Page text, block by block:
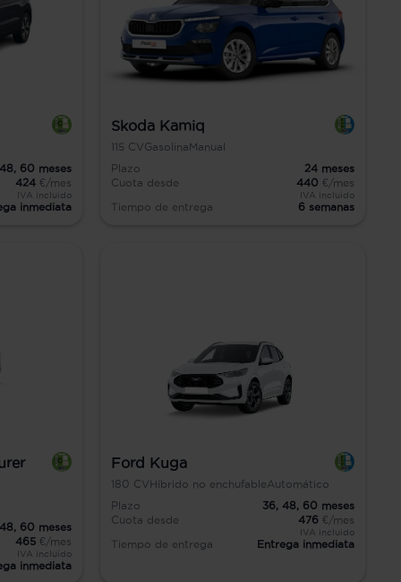
48, 60 meses
424 €/mes
IVA incluido
inmediata
Skoda Kamiq
115 CVGasolina Manual
Plazo
24 meses
Cuota desde
440 €/mes
IVA incluido
Tiempo de entrega 6 semanas
48, 60 meses
465 €/mes
IVA incluido
inmediata
Ford Kuga
180 CVHíbrido no enchufable Automático
Plazo
36, 48, 60 meses
Cuota desde
476 €/mes
IVA incluido
Tiempo de entrega Entrega inmediata